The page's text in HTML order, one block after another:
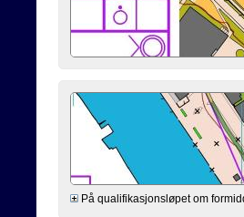
På qualifikasjonsløpet om